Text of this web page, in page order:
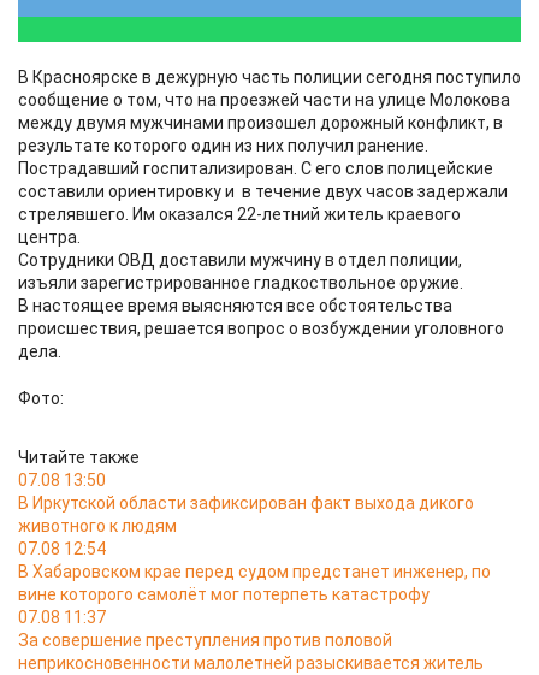
В Красноярске в дежурную часть полиции сегодня поступило
сообщение о том, что на проезжей части на улице Молокова
между двумя мужчинами произошел дорожный конфликт, в
результате которого один из них получил ранение.
Пострадавший госпитализирован. С его слов полицейские
составили ориентировку и в течение двух часов задержали
стрелявшего. Им оказался 22-летний житель краевого
центра.
Сотрудники ОВД доставили мужчину в отдел полиции,
изъяли зарегистрированное гладкоствольное оружие.
В настоящее время выясняются все обстоятельства
происшествия, решается вопрос о возбуждении уголовного
дела.
Фото:
Читайте также
07.08 13:50
В Иркутской области зафиксирован факт выхода дикого
животного к людям
07.08 12:54
В Хабаровском крае перед судом предстанет инженер, по
вине которого самолёт мог потерпеть катастрофу
07.08 11:37
За совершение преступления против половой
неприкосновенности малолетней разыскивается житель